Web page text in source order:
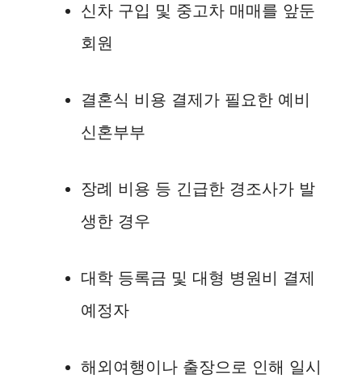
신차 구입 및 중고차 매매를 앞둔
회원
결혼식 비용 결제가 필요한 예비
신혼부부
장례 비용 등 긴급한 경조사가 발
생한 경우
대학 등록금 및 대형 병원비 결제
예정자
해외여행이나 출장으로 인해 일시